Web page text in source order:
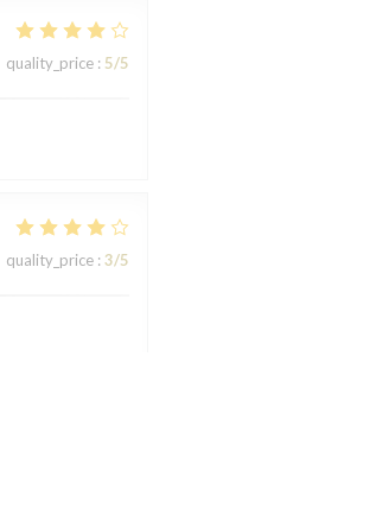
quality_price : 5/5
quality_price : 3/5